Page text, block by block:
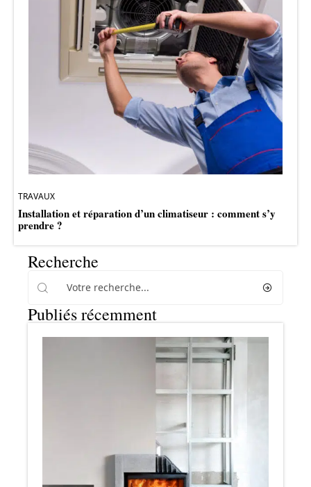
TRAVAUX
Installation et réparation d’un climatiseur : comment s’y
prendre ?
Recherche
Publiés récemment